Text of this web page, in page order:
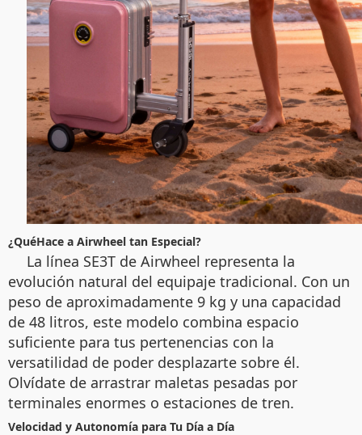
¿QuéHace a Airwheel tan Especial?
La línea SE3T de Airwheel representa la
evolución natural del equipaje tradicional. Con un
peso de aproximadamente 9 kg y una capacidad
de 48 litros, este modelo combina espacio
suficiente para tus pertenencias con la
versatilidad de poder desplazarte sobre él.
Olvídate de arrastrar maletas pesadas por
terminales enormes o estaciones de tren.
Velocidad y Autonomía para Tu Día a Día